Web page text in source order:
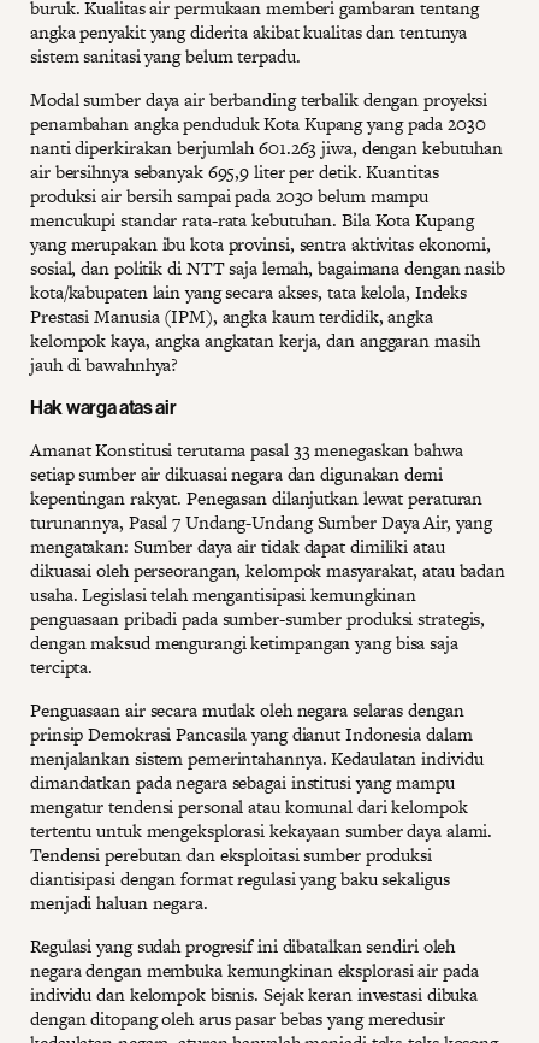
buruk. Kualitas air permukaan memberi gambaran tentang
angka penyakit yang diderita akibat kualitas dan tentunya
sistem sanitasi yang belum terpadu.
Modal sumber daya air berbanding terbalik dengan proyeksi
penambahan angka penduduk Kota Kupang yang pada 2030
nanti diperkirakan berjumlah 601.263 jiwa, dengan kebutuhan
air bersihnya sebanyak 695,9 liter per detik. Kuantitas
produksi air bersih sampai pada 2030 belum mampu
mencukupi standar rata-rata kebutuhan. Bila Kota Kupang
yang merupakan ibu kota provinsi, sentra aktivitas ekonomi,
sosial, dan politik di NTT saja lemah, bagaimana dengan nasib
kota/kabupaten lain yang secara akses, tata kelola, Indeks
Prestasi Manusia (IPM), angka kaum terdidik, angka
kelompok kaya, angka angkatan kerja, dan anggaran masih
jauh di bawahnhya?
Hak warga atas air
Amanat Konstitusi terutama pasal 33 menegaskan bahwa
setiap sumber air dikuasai negara dan digunakan demi
kepentingan rakyat. Penegasan dilanjutkan lewat peraturan
turunannya, Pasal 7 Undang-Undang Sumber Daya Air, yang
mengatakan: Sumber daya air tidak dapat dimiliki atau
dikuasai oleh perseorangan, kelompok masyarakat, atau badan
usaha. Legislasi telah mengantisipasi kemungkinan
penguasaan pribadi pada sumber-sumber produksi strategis,
dengan maksud mengurangi ketimpangan yang bisa saja
tercipta.
Penguasaan air secara mutlak oleh negara selaras dengan
prinsip Demokrasi Pancasila yang dianut Indonesia dalam
menjalankan sistem pemerintahannya. Kedaulatan individu
dimandatkan pada negara sebagai institusi yang mampu
mengatur tendensi personal atau komunal dari kelompok
tertentu untuk mengeksplorasi kekayaan sumber daya alami.
Tendensi perebutan dan eksploitasi sumber produksi
diantisipasi dengan format regulasi yang baku sekaligus
menjadi haluan negara.
Regulasi yang sudah progresif ini dibatalkan sendiri oleh
negara dengan membuka kemungkinan eksplorasi air pada
individu dan kelompok bisnis. Sejak keran investasi dibuka
dengan ditopang oleh arus pasar bebas yang meredusir